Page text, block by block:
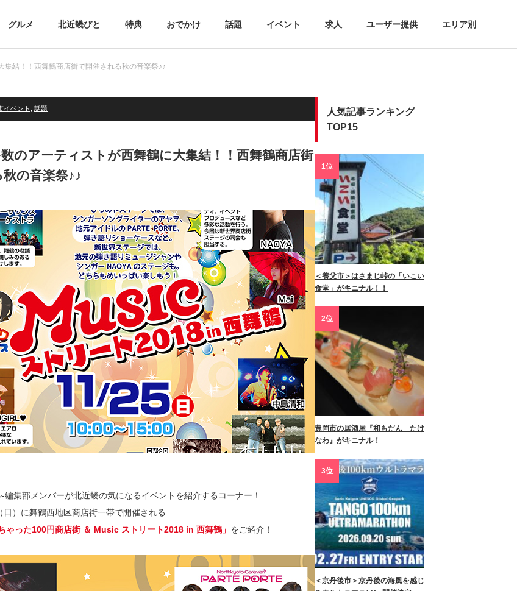
グルメ 北近畿びと 特典 おでかけ 話題 イベント 求人 ユーザー提供 エリア別
集結！！西舞鶴商店街で開催される秋の音楽祭♪♪
イベント 話題
数のアーティストが西舞鶴に大集結！！西舞鶴商店街
の音楽祭♪♪
編集部メンバーが北近畿の気になるイベントを紹介するコーナー！
）に舞鶴西地区商店街一帯で開催される
ゃった100円商店街 ＆ Music ストリート2018 in 西舞鶴」 をご紹介！
人気記事ランキング
TOP15
1位
＜養父市＞はさまじ峠の「いこい
食堂」がキニナル！！
2位
豊岡市の居酒屋『和もだん たけ
なわ』がキニナル！
3位
＜京丹後市＞京丹後の海風を感じ